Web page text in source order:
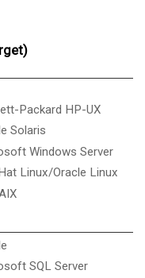
Packard HP-UX
Solaris
Windows Server
Linux/Oracle Linux
SQL Server